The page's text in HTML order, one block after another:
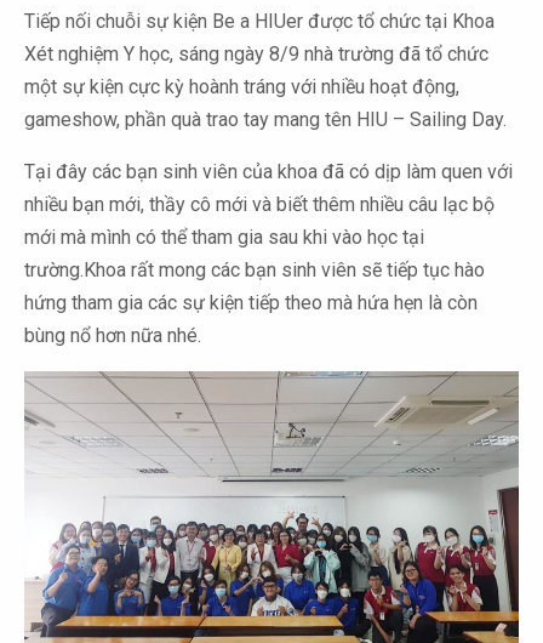
Tiếp nối chuỗi sự kiện Be a HIUer được tổ chức tại Khoa
Xét nghiệm Y học, sáng ngày 8/9 nhà trường đã tổ chức
một sự kiện cực kỳ hoành tráng với nhiều hoạt động,
gameshow, phần quà trao tay mang tên HIU – Sailing Day.
Tại đây các bạn sinh viên của khoa đã có dịp làm quen với
nhiều bạn mới, thầy cô mới và biết thêm nhiều câu lạc bộ
mới mà mình có thể tham gia sau khi vào học tại
trường.Khoa rất mong các bạn sinh viên sẽ tiếp tục hào
hứng tham gia các sự kiện tiếp theo mà hứa hẹn là còn
bùng nổ hơn nữa nhé.